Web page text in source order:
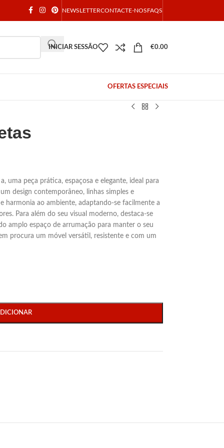
NEWSLETTERCONTACTE-NOSFAQS
INICIAR SESSÃO €0.00
OFERTAS ESPECIAIS
uma peça prática, espaçosa e elegante, ideal para
design contemporâneo, linhas simples e
harmonia ao ambiente, adaptando-se facilmente a
Para além do seu visual moderno, destaca-se
amplo espaço de arrumação para manter o seu
procura um móvel versátil, resistente e com um